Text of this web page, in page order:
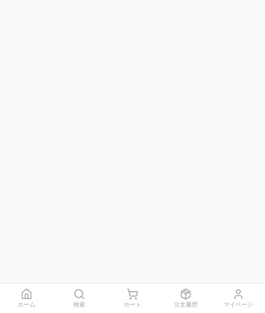
ホーム 検索 カート 注文履歴 マイページ